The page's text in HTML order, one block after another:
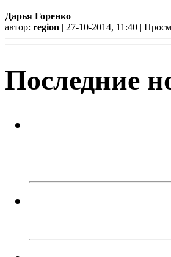
Дарья Горенко
автор: region | 27-10-2014, 11:40 |
Последние